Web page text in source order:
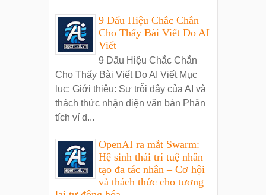
9 Dấu Hiệu Chắc Chắn
Cho Thấy Bài Viết Do AI
Viết
9 Dấu Hiệu Chắc Chắn
Cho Thấy Bài Viết Do AI Viết Mục
lục: Giới thiệu: Sự trỗi dậy của AI và
thách thức nhận diện văn bản Phân
tích ví d...
OpenAI ra mắt Swarm:
Hệ sinh thái trí tuệ nhân
tạo đa tác nhân – Cơ hội
và thách thức cho tương